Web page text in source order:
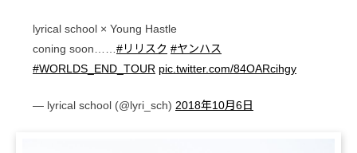
lyrical school × Young Hastle
coning soon…… #リリスク #ヤンハス
#WORLDS_END_TOUR pic.twitter.com/84OARcihgy
— lyrical school (@lyri_sch) 2018年10月6日